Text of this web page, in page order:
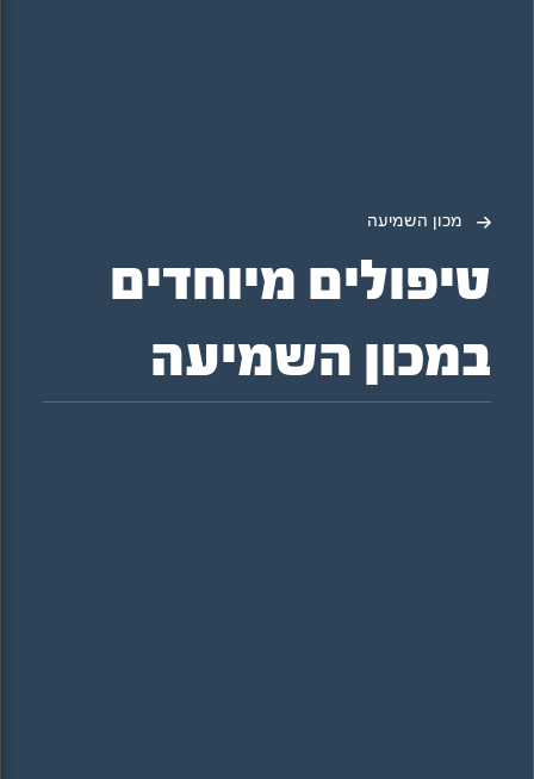
מכון השמיעה
טיפולים מיוחדים
במכון השמיעה